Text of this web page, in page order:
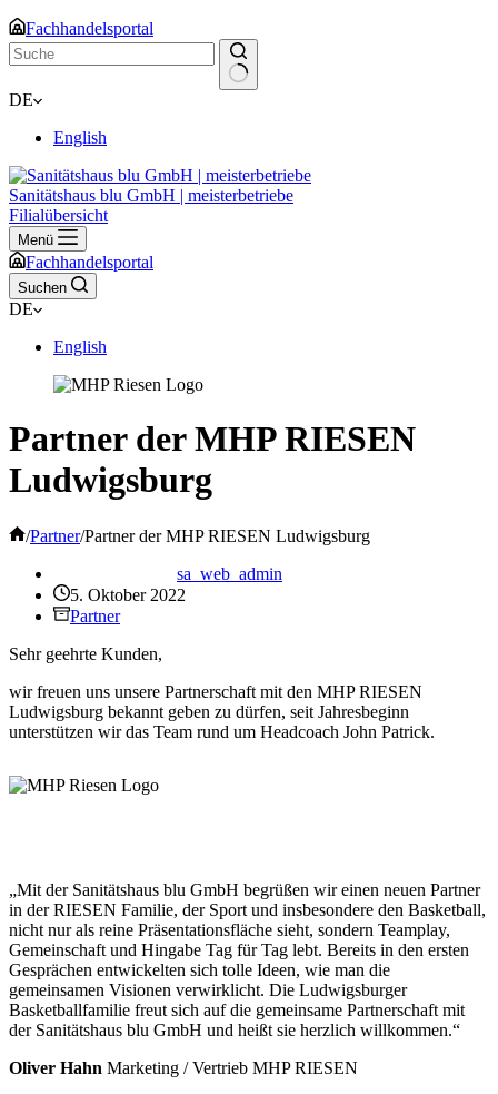
Fachhandelsportal
Keine
DE
English
Sanitätshaus blu GmbH | meisterbetriebe
Filialübersicht
Menü
Fachhandelsportal
Suchen
DE
English
Partner der MHP RIESEN
Ludwigsburg
Start
/Partner/Partner der MHP RIESEN Ludwigsburg
sa_web_admin
5. Oktober 2022
Partner
Sehr geehrte Kunden,
wir freuen uns unsere Partnerschaft mit den MHP RIESEN
Ludwigsburg bekannt geben zu dürfen, seit Jahresbeginn
unterstützen wir das Team rund um Headcoach John Patrick.
„Mit der Sanitätshaus blu GmbH begrüßen wir einen neuen Partner
in der RIESEN Familie, der Sport und insbesondere den Basketball,
nicht nur als reine Präsentationsfläche sieht, sondern Teamplay,
Gemeinschaft und Hingabe Tag für Tag lebt. Bereits in den ersten
Gesprächen entwickelten sich tolle Ideen, wie man die
gemeinsamen Visionen verwirklicht. Die Ludwigsburger
Basketballfamilie freut sich auf die gemeinsame Partnerschaft mit
der Sanitätshaus blu GmbH und heißt sie herzlich willkommen.“
Oliver Hahn Marketing / Vertrieb MHP RIESEN